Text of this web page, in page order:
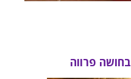
פרווה